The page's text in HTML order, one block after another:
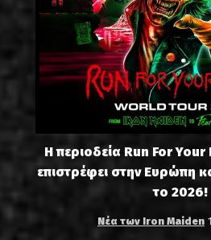
Η περιοδεία Run For
επιστρέφει στην Ευρώπη
το 2026!
Νέα των Iron Maiden